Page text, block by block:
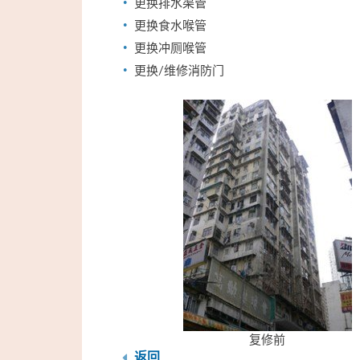
更换食水喉管
更换冲厕喉管
更换/维修消防门
复修前